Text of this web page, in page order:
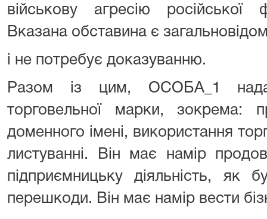
військову агресію російської
Вказана обставина є
і не потребує доказуванню.
Разом із цим, ОСОБА_1
торговельної марки, зокрема:
доменного імені, використання
листуванні. Він має намір
підприємницьку діяльність, як
перешкоди. Він має намір вести